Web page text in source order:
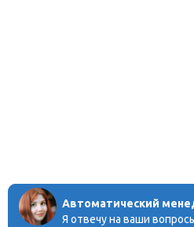
Автоматический
Я отвечу на ваши